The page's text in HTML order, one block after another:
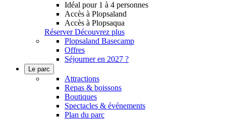
Idéal pour 1 à 4 personnes
Accès à Plopsaland
Accès à Plopsaqua
Réserver Découvrez plus
Plopsaland Basecamp
Offres
Séjourner en 2027 ?
Le parc
Attractions
Repas & boissons
Boutiques
Spectacles & événements
Plan du parc